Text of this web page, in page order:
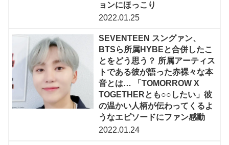
ョンにほっこり
2022.01.25
SEVENTEEN スングァン、
BTSら所属HYBEと合併したこ
とをどう思う？ 所属アーティス
トである彼が語った赤裸々な本
音とは… 「TOMORROW X
TOGETHERとも○○したい」彼
の温かい人柄が伝わってくるよ
うなエピソードにファン感動
2022.01.24